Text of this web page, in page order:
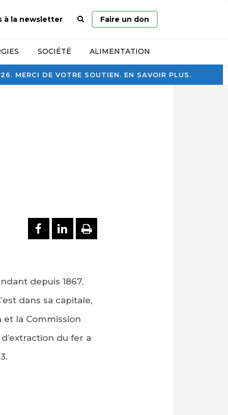
MERCI DE VOTRE SOUTIEN. EN SAVOIR PLUS.
à la newsletter
Page
d’accueil
Faire un don
SOCIÉTÉ ALIMENTATION
PARTAGER SUR FACEBOOK
PARTAGER SUR
IMPRIMER
depuis 1867,
dans sa capitale,
la Commission
du fer a